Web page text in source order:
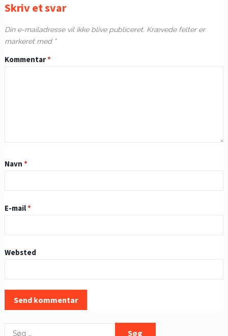
Skriv et svar
Din e-mailadresse vil ikke blive publiceret. Krævede felter er
markeret med *
Kommentar*
Navn *
E-mail*
Websted
Søg